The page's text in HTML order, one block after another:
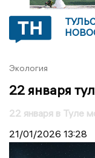
Экология
22 января
22 января в Туле
21/01/2026 13:28